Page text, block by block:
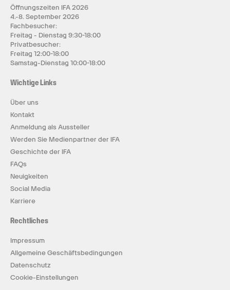
Öffnungszeiten IFA 2026
4.-8. September 2026
Fachbesucher:
Freitag - Dienstag 9:30-18:00
Privatbesucher:
Freitag 12:00-18:00
Samstag-Dienstag 10:00-18:00
Wichtige Links
Über uns
Kontakt
Anmeldung als Aussteller
Werden Sie Medienpartner der IFA
Geschichte der IFA
FAQs
Neuigkeiten
Social Media
Karriere
Rechtliches
Impressum
Allgemeine Geschäftsbedingungen
Datenschutz
Cookie-Einstellungen